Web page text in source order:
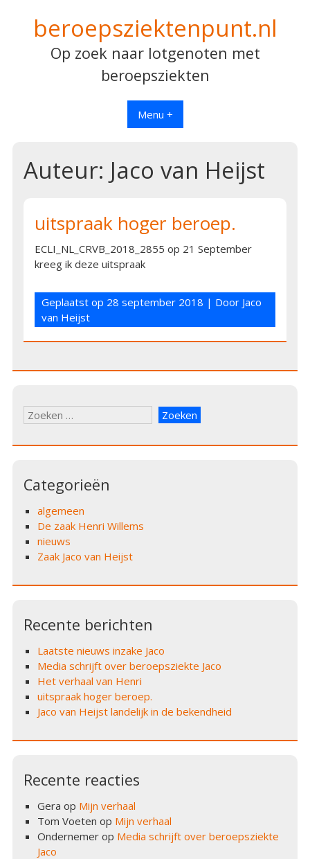
beroepsziektenpunt.nl
Op zoek naar lotgenoten met
beroepsziekten
Menu +
Auteur: Jaco van Heijst
uitspraak hoger beroep.
ECLI_NL_CRVB_2018_2855 op 21 September
kreeg ik deze uitspraak
Geplaatst op 28 september 2018 | Door Jaco
van Heijst
Zoeken
naar:
Categorieën
algemeen
De zaak Henri Willems
nieuws
Zaak Jaco van Heijst
Recente berichten
Laatste nieuws inzake Jaco
Media schrijft over beroepsziekte Jaco
Het verhaal van Henri
uitspraak hoger beroep.
Jaco van Heijst landelijk in de bekendheid
Recente reacties
Gera op Mijn verhaal
Tom Voeten op Mijn verhaal
Ondernemer op Media schrijft over beroepsziekte
Jaco